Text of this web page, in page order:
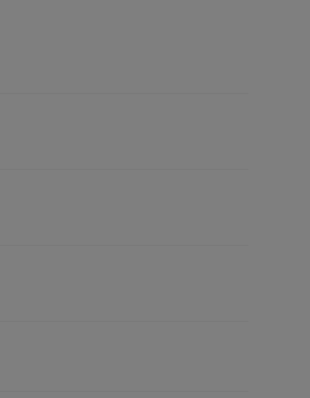
voor Maximale inhoud
informatie voor Materiaal
voor Vermogen
voor Soort blender